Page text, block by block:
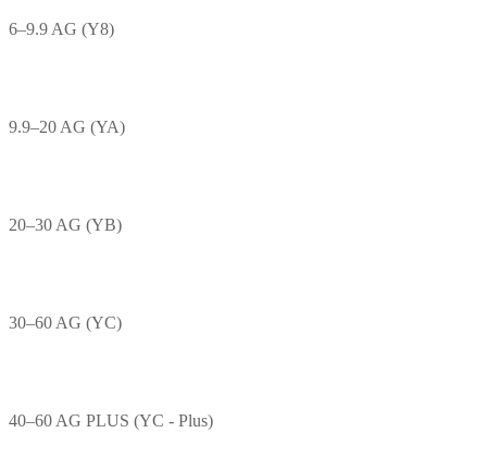
6–9.9 AG (Y8)
9.9–20 AG (YA)
20–30 AG (YB)
30–60 AG (YC)
40–60 AG PLUS (YC - Plus)